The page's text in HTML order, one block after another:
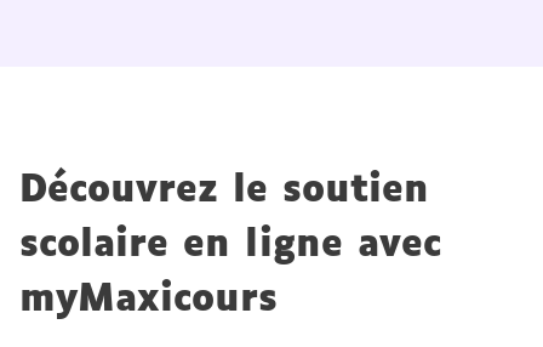
Découvrez le soutien
scolaire en ligne avec
myMaxicours